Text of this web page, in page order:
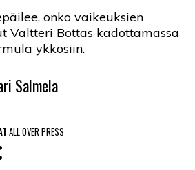
onko vaikeuksien
Valtteri Bottas kadottamassa
ykkösiin.
Salmela
ALL OVER PRESS